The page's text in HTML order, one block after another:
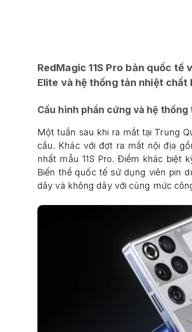
RedMagic 11S Pro bản quốc
Elite và hệ thống tản nhiệt chất
Cấu hình phần cứng và hệ thống
Một tuần sau khi ra mắt tại Trung
cầu. Khác với đợt ra mắt nội địa
nhất mẫu 11S Pro. Điểm khác
Biến thể quốc tế sử dụng viên pin
dây và không dây với cùng mức